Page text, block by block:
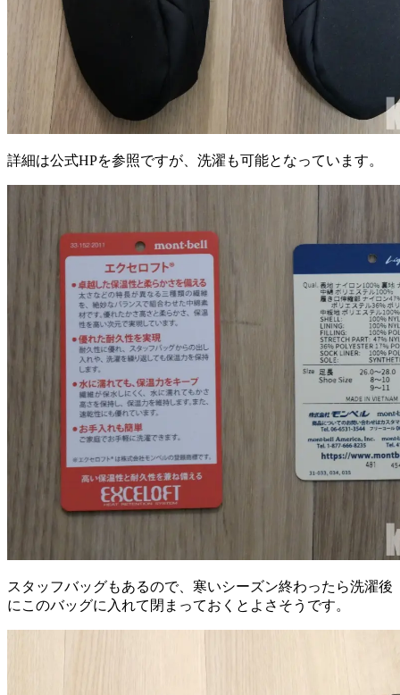
詳細は公式HPを参照ですが、洗濯も可能となっています。
スタッフバッグもあるので、寒いシーズン終わったら洗濯後
にこのバッグに入れて閉まっておくとよさそうです。